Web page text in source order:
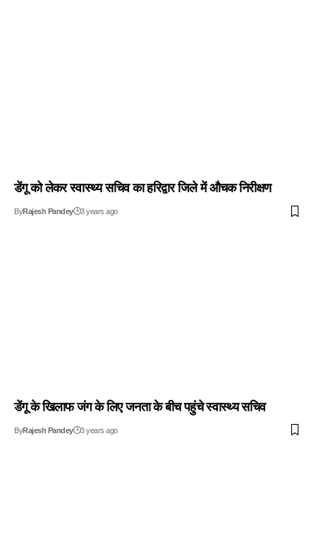
डेंगू को लेकर स्वास्थ्य सचिव का हरिद्वार जिले में औचक निरीक्षण
ByRajesh Pandey 3 years ago
डेंगू के खिलाफ जंग के लिए जनता के बीच पहुंचे स्वास्थ्य सचिव
ByRajesh Pandey 3 years ago